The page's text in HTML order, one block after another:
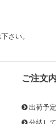
さい。
ご注文
出荷予
分納し